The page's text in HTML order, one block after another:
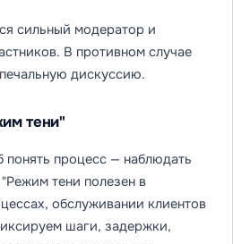
сильный модератор и
В противном случае
дискуссию.
тени"
процесс — наблюдать
тени полезен в
обслуживании клиентов
шаги, задержки,